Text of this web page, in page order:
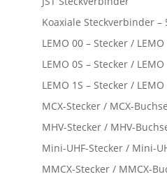
Koaxiale Steckverbinder –
LEMO 00 – Stecker /
LEMO 0S – Stecker /
LEMO 1S – Stecker /
MCX-Stecker / MCX-Buchse
MHV-Stecker / MHV-
Mini-UHF-Stecker / Mini-
MMCX-Stecker / MMCX-